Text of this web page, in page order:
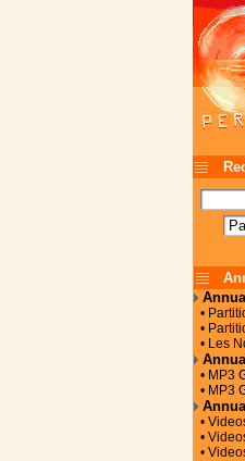
•
•
• Les
• MP3
• MP3
•
•
•